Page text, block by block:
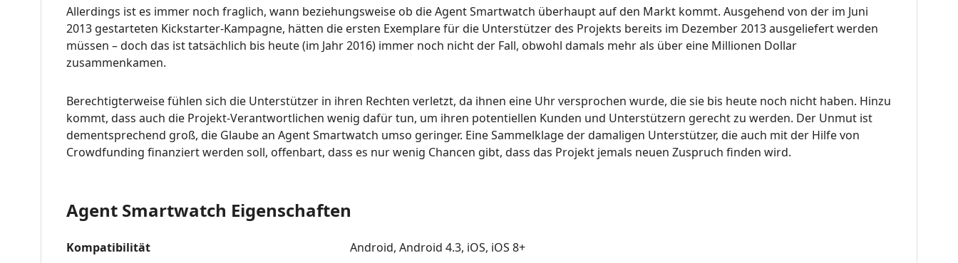
Allerdings ist es immer noch fraglich, wann beziehungsweise ob die Agent Smartwatch überhaupt auf den Markt kommt. Ausgehend von der im Juni
2013 gestarteten Kickstarter-Kampagne, hätten die ersten Exemplare für die Unterstützer des Projekts bereits im Dezember 2013 ausgeliefert werden
müssen – doch das ist tatsächlich bis heute (im Jahr 2016) immer noch nicht der Fall, obwohl damals mehr als über eine Millionen Dollar
zusammenkamen.
Berechtigterweise fühlen sich die Unterstützer in ihren Rechten verletzt, da ihnen eine Uhr versprochen wurde, die sie bis heute noch nicht haben. Hinzu
kommt, dass auch die Projekt-Verantwortlichen wenig dafür tun, um ihren potentiellen Kunden und Unterstützern gerecht zu werden. Der Unmut ist
dementsprechend groß, die Glaube an Agent Smartwatch umso geringer. Eine Sammelklage der damaligen Unterstützer, die auch mit der Hilfe von
Crowdfunding finanziert werden soll, offenbart, dass es nur wenig Chancen gibt, dass das Projekt jemals neuen Zuspruch finden wird.
Agent Smartwatch Eigenschaften
Kompatibilität Android Android 4.3 iOS iOS 8+